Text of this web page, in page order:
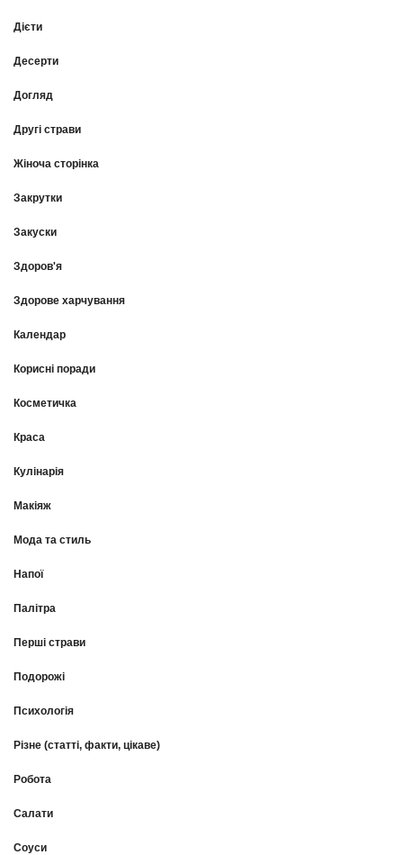
Дієти
Десерти
Догляд
Другі страви
Жіноча сторінка
Закрутки
Закуски
Здоров'я
Здорове харчування
Календар
Корисні поради
Косметичка
Краса
Кулінарія
Макіяж
Мода та стиль
Напої
Палітра
Перші страви
Подорожі
Психологія
Різне (статті, факти, цікаве)
Робота
Салати
Соуси